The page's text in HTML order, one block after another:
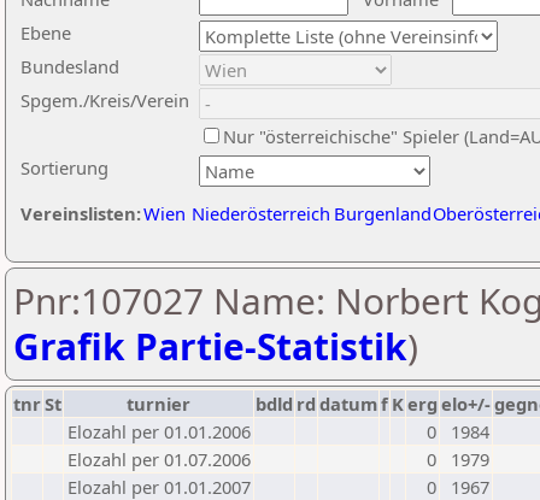
Ebene
Sortierung
Bundesland
Spgem./Kreis/Verein
Nur "österreichische" Spieler
Vereinslisten:Wien Niederösterreich Burgenland
Pnr:107027 Name: Norbert
Grafik Partie-Statistik)
tnrSt turnier bdld rd datumf Kerg elo+/-
Elozahl per 01.01.2006
0
1984
Elozahl per 01.07.2006
0
1979
Elozahl per 01.01.2007
0
1967